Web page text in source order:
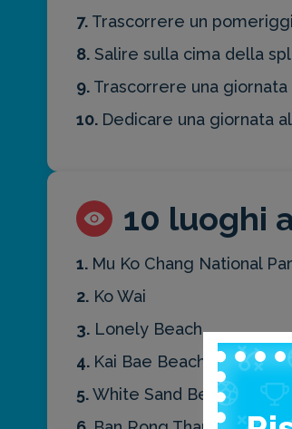
7. Trascorrere un
8. Salire sulla cima della
9. Trascorrere una
10. Dedicare una giornata
10 luoghi
1. Mu Ko Chang National
2. Ko Wai
3. Lonely Beach
4. Kai Bae Beach
5.White Sand Beach